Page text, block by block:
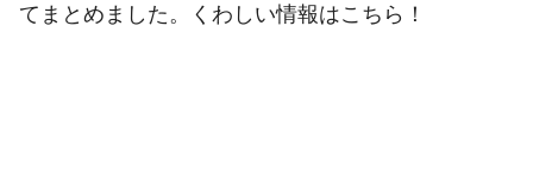
てまとめました。くわしい情報はこちら！